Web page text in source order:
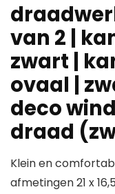
van 2 |
zwart |
ovaal |
deco
draad
Klein en
afmetingen 21 x